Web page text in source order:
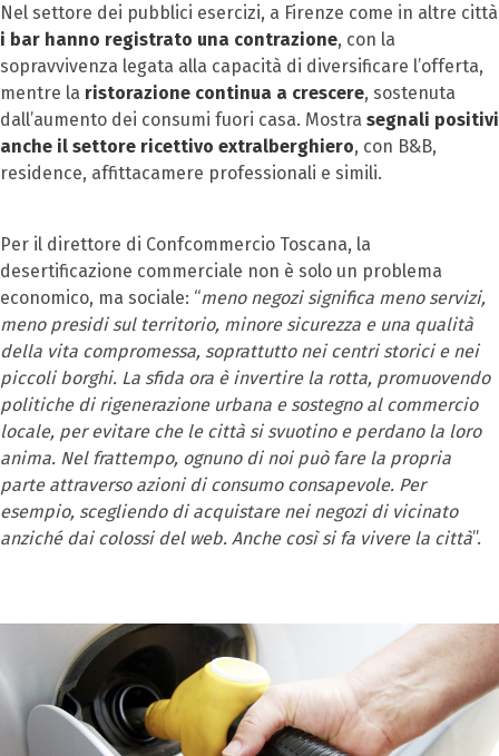
Nel settore dei pubblici esercizi, a Firenze come in altre città
i bar hanno registrato una contrazione, con la
sopravvivenza legata alla capacità di diversificare l’offerta,
mentre la ristorazione continua a crescere, sostenuta
dall’aumento dei consumi fuori casa. Mostra segnali positivi
anche il settore ricettivo extralberghiero, con B&B,
residence, affittacamere professionali e simili.
Per il direttore di Confcommercio Toscana, la
desertificazione commerciale non è solo un problema
economico, ma sociale: “meno negozi significa meno servizi,
meno presidi sul territorio, minore sicurezza e una qualità
della vita compromessa, soprattutto nei centri storici e nei
piccoli borghi. La sfida ora è invertire la rotta, promuovendo
politiche di rigenerazione urbana e sostegno al commercio
locale, per evitare che le città si svuotino e perdano la loro
anima. Nel frattempo, ognuno di noi può fare la propria
parte attraverso azioni di consumo consapevole. Per
esempio, scegliendo di acquistare nei negozi di vicinato
anziché dai colossi del web. Anche così si fa vivere la città”.